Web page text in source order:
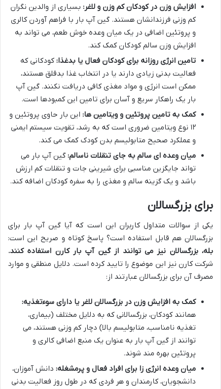
افزایش وزن در کودکان کم وزن و لاغر: بسیاری از والدین نگران
کم وزنی فرزندانشان هستند. گین آپ بار با فراهم آوردن کالری
و پروتئین اضافی در یک میان وعده خوش طعم، می تواند به
افزایش وزن سالم کودکان کمک کند.
تامین انرژی روزانه برای کودکان فعال یا بدغذا: کودکانی که
فعالیت بدنی زیادی دارند یا در انتخاب غذا بدقلق هستند،
ممکن است انرژی و مواد مغذی کافی دریافت نکنند. گین آپ
بار یک راهکار سریع و آسان برای تامین این کمبودها است.
کمک به تامین پروتئین و ویتامین ها: این بار حاوی پروتئین و
۱۲ نوع ویتامین ضروری است که به رشد، تقویت سیستم ایمنی
و عملکرد صحیح متابولیسم بدن کودک کمک می کند.
میان وعده ای سالم به جای تنقلات ناسالم: گین آپ بار می
تواند جایگزین مناسبی برای شیرینی جات و تنقلات کم ارزش
باشد و یک گزینه سالم و مغذی را به سفره کودکان اضافه کند.
برای بزرگسالان
یکی از سوالات متداول کاربران این است که آیا گین آپ بار برای
بزرگسالان هم قابل استفاده است؟ پاسخ کوتاه و صریح این است:
بله، بزرگسالان نیز می توانند از گین آپ بار کارن استفاده کنند.
شرکت کارن نیز این موضوع را تایید کرده است. دلایل منطقی و موارد
مصرف آن برای بزرگسالان عبارتند از:
کمک به افزایش وزن در بزرگسالان لاغر یا دارای سوءتغذیه:
همانند کودکان، بزرگسالانی که به دلایل مختلف (بیماری،
تغذیه نامناسب، متابولیسم بالا) دچار کم وزنی هستند، می
توانند از گین آپ بار به عنوان یک منبع اضافی کالری و
پروتئین بهره مند شوند.
میان وعده انرژی زا برای افراد فعال و پرمشغله: دانش آموزان،
دانشجویان، کارمندان و هر فردی که در طول روز فعالیت بدنی